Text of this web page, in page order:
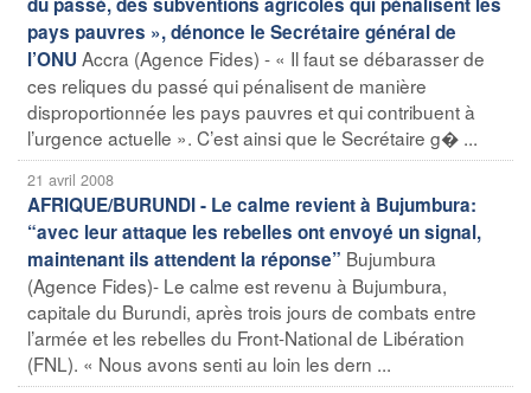
pays pauvres », dénonce le Secrétaire général de
l’ONU Accra (Agence Fides) - « Il faut se débarasser de
ces reliques du passé qui pénalisent de manière
disproportionnée les pays pauvres et qui contribuent à
l’urgence actuelle ». C’est ainsi que le Secrétaire g� ...
21 avril 2008
AFRIQUE/BURUNDI - Le calme revient à Bujumbura:
“avec leur attaque les rebelles ont envoyé un signal,
maintenant ils attendent la réponse” Bujumbura
(Agence Fides)- Le calme est revenu à Bujumbura,
capitale du Burundi, après trois jours de combats entre
l’armée et les rebelles du Front-National de Libération
(FNL). « Nous avons senti au loin les dern ...